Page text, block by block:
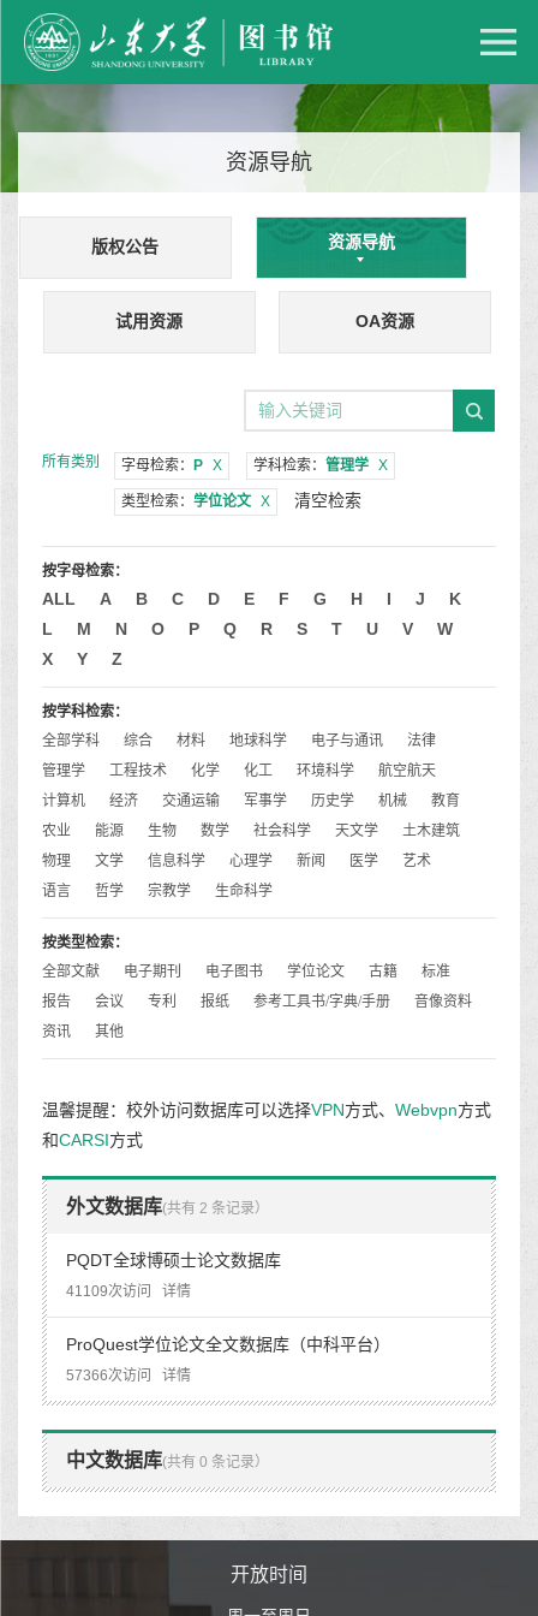
资源导航
版权公告 资源导航
试用资源 OA资源
所有类别 字母检索： P X 学科检索： 管理学 X
类型检索： 学位论文 X 清空检索
按字母检索：
ALL A B C D E F G H I J
K
L
M N O P Q R S T U V
W
X
Y Z
按学科检索：
全部学科
综合 材料 地球科学 电子与通讯
法律
管理学
工程技术 化学 化工 环境科学
航空航天
计算机
经济 交通运输 军事学 历史学 机械
教育
农业
能源 生物 数学 社会科学 天文学
土木建筑
物理
文学 信息科学 心理学 新闻 医学
艺术
语言
哲学 宗教学 生命科学
按类型检索：
全部文献
电子期刊 电子图书 学位论文 古籍
标准
报告
会议 专利 报纸 参考工具书/字典/手册
音像资料
资讯
其他
温馨提醒：校外访问数据库可以选择VPN方式、 Webvpn方式
和CARSI方式
外文数据库(共有 2 条记录）
PQDT全球博硕士论文数据库
41109次访问 详情
ProQuest学位论文全文数据库（中科平台）
57366次访问 详情
中文数据库(共有 0 条记录）
开放时间